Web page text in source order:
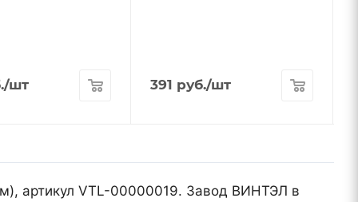
/шт 391 руб./шт
артикул VTL-00000019. Завод ВИНТЭЛ в